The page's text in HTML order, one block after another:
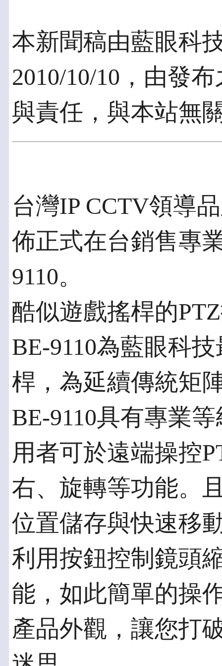
本新聞稿由藍眼科
2010/10/10，由發
與責任，與本站無
台灣IP CCTV領導
佈正式在台銷售專
9110。
酷似遊戲搖桿的
BE-9110為藍眼科
桿，為延續傳統矩
BE-9110具有專業
用者可於遠端操控
右、旋轉等功能。
位置儲存與快速移
利用按鈕控制鏡頭
能，如此簡單的操
產品外觀，讓您打